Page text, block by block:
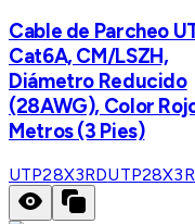
Cable de Parcheo
Cat6A, CM/LSZH,
Diámetro Reducido
(28AWG), Color
Metros (3 Pies)
UTP28X3RD